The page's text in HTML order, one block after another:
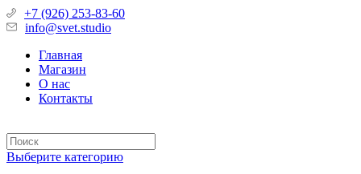
+7 (926) 253-83-60
info@svet.studio
Главная
Магазин
О нас
Контакты
Выберите категорию